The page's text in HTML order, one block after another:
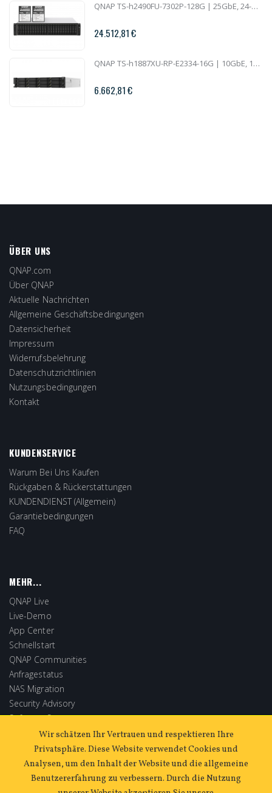
QNAP TS-h2490FU-7302P-128G | 25GbE, 24-Bay U.2 SSD, ZFS, AMD Epyc CPU, 128GB RAM, PCIe Slots, 2U All-Flash
24.512,81 €
QNAP TS-h1887XU-RP-E2334-16G | 10GbE, 18-Bay, ZFS, Intel Xeon CPU, 16GB RAM, PCIe Slots, Redundant Power, 2U Rackmount
6.662,81 €
ÜBER UNS
QNAP.com
Über QNAP
Aktuelle Nachrichten
Allgemeine Geschäftsbedingungen
Datensicherheit
Impressum
Widerrufsbelehrung
Datenschutzrichtlinien
Nutzungsbedingungen
Kontakt
KUNDENSERVICE
Warum Bei Uns Kaufen
Rückgaben & Rückerstattungen
KUNDENDIENST (Allgemein)
Garantiebedingungen
FAQ
MEHR...
QNAP Live
Live-Demo
App Center
Schnellstart
QNAP Communities
Anfragestatus
NAS Migration
Security Advisory
Software Store
Extended Warranty
Wir schätzen Ihr Vertrauen und respektieren Ihre
Privatsphäre. Diese Website verwendet Cookies und
Analysen, um den Inhalt der Website und die allgemeine
Benutzererfahrung zu verbessern. Durch die Nutzung